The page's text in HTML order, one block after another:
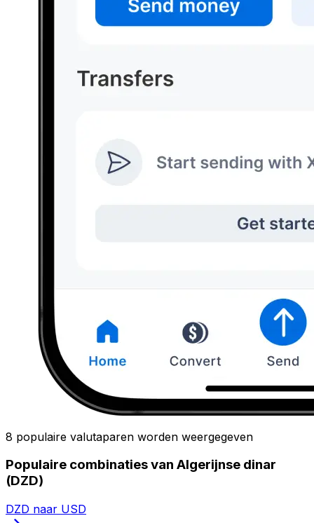
8 populaire valutaparen worden weergegeven
Populaire combinaties van Algerijnse dinar
(DZD)
DZD naar USD